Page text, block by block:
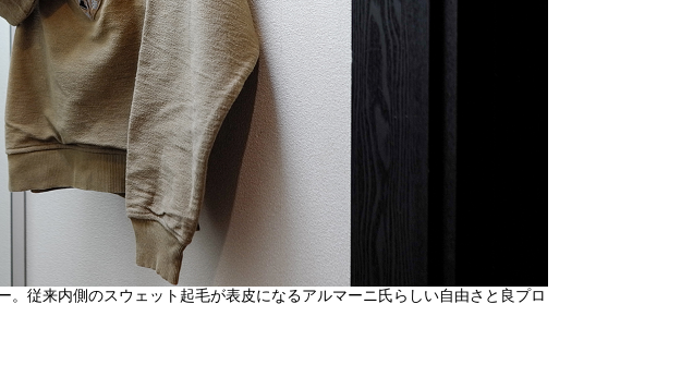
。従来内側のスウェット起毛が表皮になるアルマーニ氏らしい自由さと良プロ